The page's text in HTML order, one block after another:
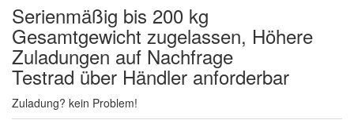
Serienmäßig bis 200 kg
Gesamtgewicht zugelassen, Höhere
Zuladungen auf Nachfrage
Testrad über Händler anforderbar
Zuladung? kein Problem!